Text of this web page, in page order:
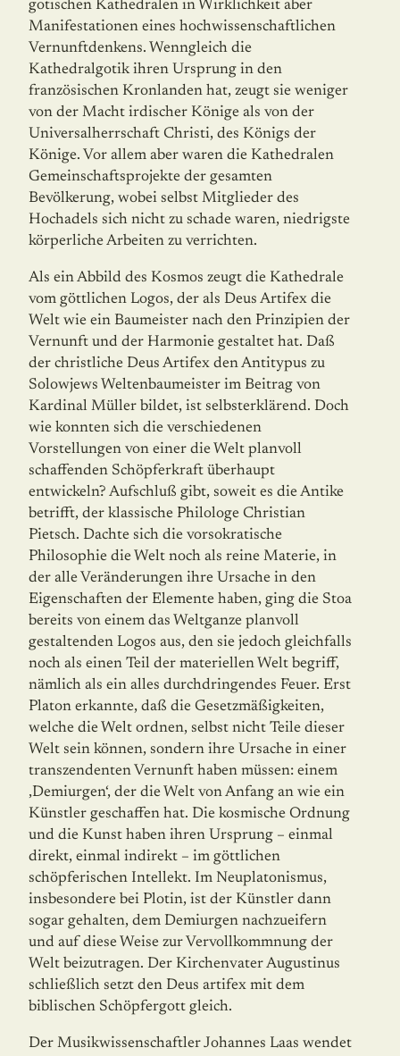
gotischen Kathedralen in Wirklichkeit aber
Manifestationen eines hochwissenschaftlichen
Vernunftdenkens. Wenngleich die
Kathedralgotik ihren Ursprung in den
französischen Kronlanden hat, zeugt sie weniger
von der Macht irdischer Könige als von der
Universalherrschaft Christi, des Königs der
Könige. Vor allem aber waren die Kathedralen
Gemeinschaftsprojekte der gesamten
Bevölkerung, wobei selbst Mitglieder des
Hochadels sich nicht zu schade waren, niedrigste
körperliche Arbeiten zu verrichten.
Als ein Abbild des Kosmos zeugt die Kathedrale
vom göttlichen Logos, der als Deus Artifex die
Welt wie ein Baumeister nach den Prinzipien der
Vernunft und der Harmonie gestaltet hat. Daß
der christliche Deus Artifex den Antitypus zu
Solowjews Weltenbaumeister im Beitrag von
Kardinal Müller bildet, ist selbsterklärend. Doch
wie konnten sich die verschiedenen
Vorstellungen von einer die Welt planvoll
schaffenden Schöpferkraft überhaupt
entwickeln? Aufschluß gibt, soweit es die Antike
betrifft, der klassische Philologe Christian
Pietsch. Dachte sich die vorsokratische
Philosophie die Welt noch als reine Materie, in
der alle Veränderungen ihre Ursache in den
Eigenschaften der Elemente haben, ging die Stoa
bereits von einem das Weltganze planvoll
gestaltenden Logos aus, den sie jedoch gleichfalls
noch als einen Teil der materiellen Welt begriff,
nämlich als ein alles durchdringendes Feuer. Erst
Platon erkannte, daß die Gesetzmäßigkeiten,
welche die Welt ordnen, selbst nicht Teile dieser
Welt sein können, sondern ihre Ursache in einer
transzendenten Vernunft haben müssen: einem
‚Demiurgen‘, der die Welt von Anfang an wie ein
Künstler geschaffen hat. Die kosmische Ordnung
und die Kunst haben ihren Ursprung – einmal
direkt, einmal indirekt – im göttlichen
schöpferischen Intellekt. Im Neuplatonismus,
insbesondere bei Plotin, ist der Künstler dann
sogar gehalten, dem Demiurgen nachzueifern
und auf diese Weise zur Vervollkommnung der
Welt beizutragen. Der Kirchenvater Augustinus
schließlich setzt den Deus artifex mit dem
biblischen Schöpfergott gleich.
Der Musikwissenschaftler Johannes Laas wendet